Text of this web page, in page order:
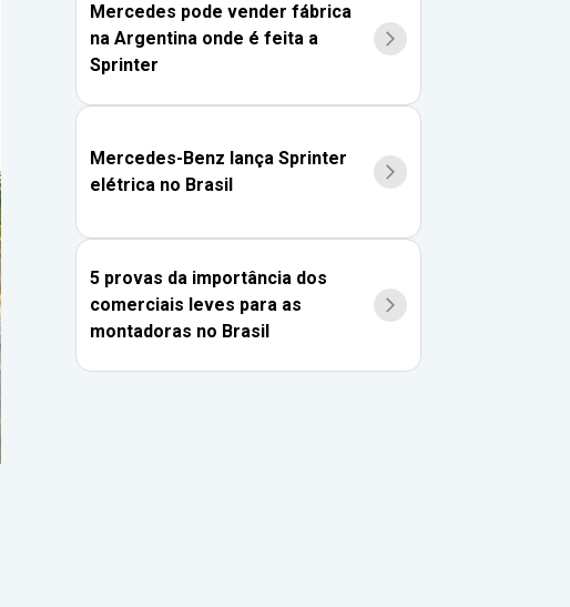
Mercedes pode vender fábrica
na Argentina onde é feita a
Sprinter
Mercedes-Benz lança Sprinter
elétrica no Brasil
5 provas da importância dos
comerciais leves para as
montadoras no Brasil